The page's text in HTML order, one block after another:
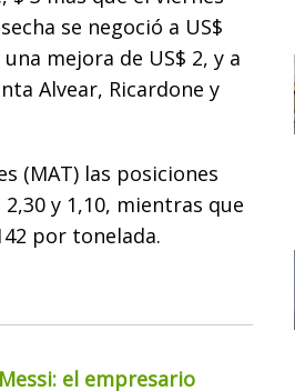
se negoció a US$
mejora de US$ 2, y a
Alvear, Ricardone y
(MAT) las posiciones
y 1,10, mientras que
por tonelada.
el empresario